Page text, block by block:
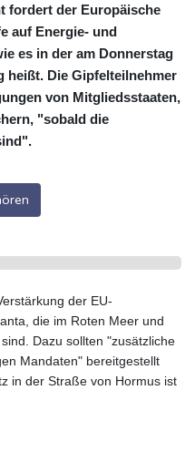
fordert der Europäische
auf Energie- und
es in der am Donnerstag
heißt. Die Gipfelteilnehmer
von Mitgliedsstaaten,
"sobald die
der EU-
die im Roten Meer und
Dazu sollten "zusätzliche
Mandaten" bereitgestellt
in der Straße von Hormus ist